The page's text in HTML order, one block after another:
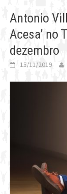
Antonio
Acesa’ no
dezembro
15/11/2019